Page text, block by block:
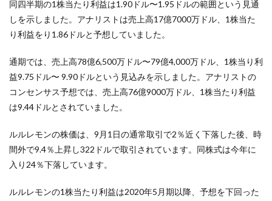
同四半期の1株当たり利益は1.90ドル〜1.95ドルの範囲という見通
しを示しました。アナリストは売上高17億7000万ドル、1株当た
り利益をり1.86ドルと予想していました。
通期では、売上高78億6,500万ドル〜79億4,000万ドル、1株当り利
益9.75ドル〜 9.90ドルという見込みを示しました。アナリストの
コンセンサス予想では、売上高76億9000万ドル、1株当たり利益
は9.44ドルとされていました。
ルルレモンの株価は、9月1日の通常取引で2％近く下落した後、時
間外で9.4％上昇し322ドルで取引されています。同株式は今年に
入り24％下落しています。
ルルレモンの1株当たり利益は2020年5月期以降、予想を下回った